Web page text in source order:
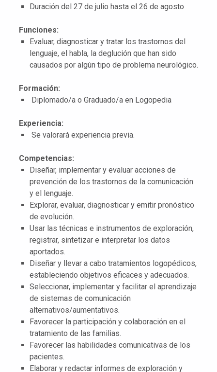
Duración del 27 de julio hasta el 26 de agosto
Funciones:
Evaluar, diagnosticar y tratar los trastornos del
lenguaje, el habla, la deglución que han sido
causados por algún tipo de problema neurológico.
Formación:
Diplomado/a o Graduado/a en Logopedia
Experiencia:
Se valorará experiencia previa.
Competencias:
Diseñar, implementar y evaluar acciones de
prevención de los trastornos de la comunicación
y el lenguaje.
Explorar, evaluar, diagnosticar y emitir pronóstico
de evolución.
Usar las técnicas e instrumentos de exploración,
registrar, sintetizar e interpretar los datos
aportados.
Diseñar y llevar a cabo tratamientos logopédicos,
estableciendo objetivos eficaces y adecuados.
Seleccionar, implementar y facilitar el aprendizaje
de sistemas de comunicación
alternativos/aumentativos.
Favorecer la participación y colaboración en el
tratamiento de las familias.
Favorecer las habilidades comunicativas de los
pacientes.
Elaborar y redactar informes de exploración y